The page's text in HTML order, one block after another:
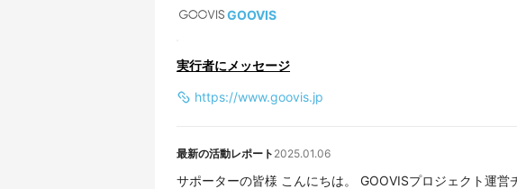
GOOVIS
実行者にメッセージ
https://www.goovis.jp
最新の活動レポート 2025.01.06
サポーターの皆様 こんにちは。 GOOVISプロジェクト運営チームです。 このたび、すべての